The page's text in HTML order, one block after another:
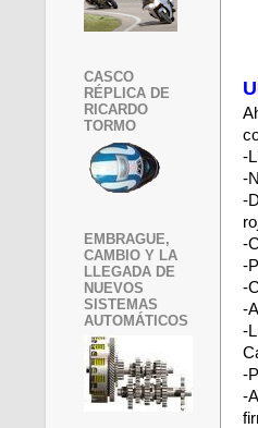
-
-
-
-
-
-
-
-
-
-
CASCO
RÉPLICA DE
RICARDO
TORMO
EMBRAGUE,
CAMBIO Y LA
LLEGADA DE
NUEVOS
SISTEMAS
AUTOMÁTICOS